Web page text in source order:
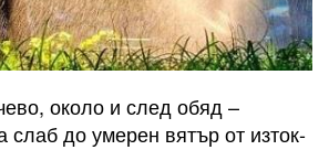
около и след обяд –
до умерен вятър от изток-